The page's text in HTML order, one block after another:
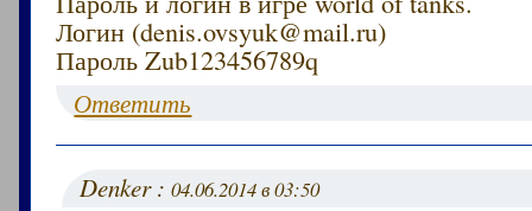
Логин (denis.ovsyuk@mail.ru)
Пароль Zub123456789q
Ответить
Denker :04.06.2014 в 03:50